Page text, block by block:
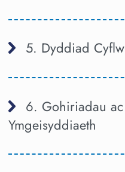
5. Dyddiad
6. Gohiriadau
Ymgeisyddiaeth